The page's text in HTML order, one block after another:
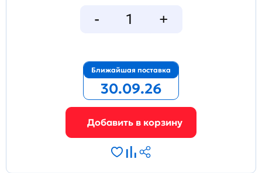
Ближайшая поставка
30.09.26